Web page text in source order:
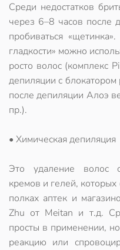
Среди недостатков
через 6–8 часов после
пробиваться
гладкости» можно
росто волос (комплекс
депиляции с блокатором
после депиляции Алоэ
пр.).
• Химическая депиляция
Это удаление волос
кремов и гелей,
полках аптек и
Zhu от Meitan и т.д.
просты в применении,
реакцию или